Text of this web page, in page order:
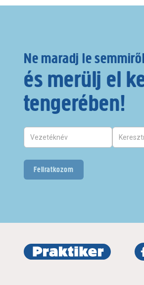
Ne maradj le
és merülj el
tengerében!
Feliratkozom